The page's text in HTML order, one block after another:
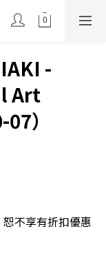
-
Art
）
不享有折扣優惠